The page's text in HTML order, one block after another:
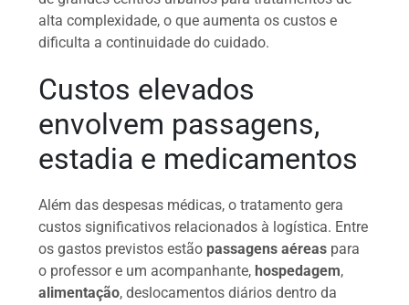
alta complexidade, o que aumenta os custos e
dificulta a continuidade do cuidado.
Custos elevados
envolvem passagens,
estadia e medicamentos
Além das despesas médicas, o tratamento gera
custos significativos relacionados à logística. Entre
os gastos previstos estão passagens aéreas para
o professor e um acompanhante, hospedagem,
alimentação, deslocamentos diários dentro da